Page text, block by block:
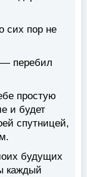
сих пор не
перебил
простую
и будет
спутницей,
будущих
каждый